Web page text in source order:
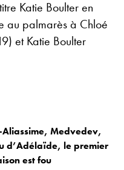
Katie Boulter en
au palmarès à Chloé
et Katie Boulter
Medvedev,
d’Adélaïde, le premier
est fou